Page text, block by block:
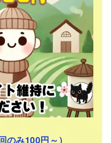
のみ100円～）